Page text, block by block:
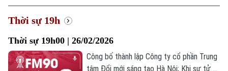
Xã hội
Nhịp sống Hà Nội
Người Hà Nội
Thế giới
Tin tức
Thời sự 19h
Thời sự 19h00 | 26/02/2026
Công bố thành lập Công ty cổ phần Trung
tâm Đổi mới sáng tạo Hà Nội; Khi sự tử tế